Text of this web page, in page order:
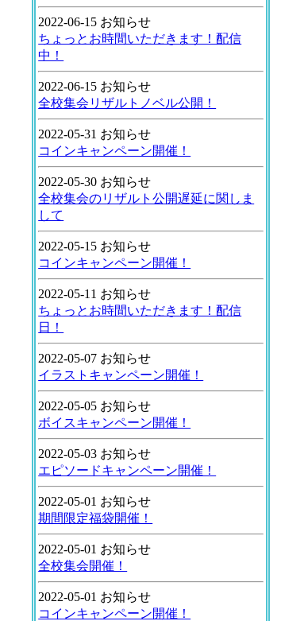
2022-06-15 お知らせ
ちょっとお時間いただきます！配信
中！
2022-06-15 お知らせ
全校集会リザルトノベル公開！
2022-05-31 お知らせ
コインキャンペーン開催！
2022-05-30 お知らせ
全校集会のリザルト公開遅延に関しま
して
2022-05-15 お知らせ
コインキャンペーン開催！
2022-05-11 お知らせ
ちょっとお時間いただきます！配信
日！
2022-05-07 お知らせ
イラストキャンペーン開催！
2022-05-05 お知らせ
ボイスキャンペーン開催！
2022-05-03 お知らせ
エピソードキャンペーン開催！
2022-05-01 お知らせ
期間限定福袋開催！
2022-05-01 お知らせ
全校集会開催！
2022-05-01 お知らせ
コインキャンペーン開催！